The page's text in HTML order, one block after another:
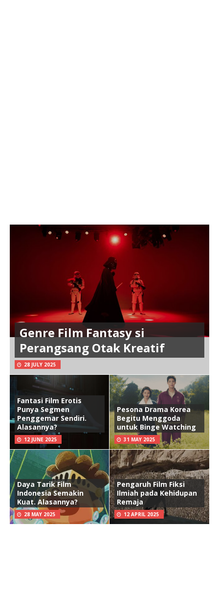
Genre Film Fantasy si
Perangsang Otak Kreatif
28 JULY 2025
Fantasi Film Erotis
Punya Segmen
Penggemar Sendiri.
Alasannya?
12 JUNE 2025
Pesona Drama Korea
Begitu Menggoda
untuk Binge Watching
31 MAY 2025
Daya Tarik Film
Indonesia Semakin
Kuat. Alasannya?
28 MAY 2025
Pengaruh Film Fiksi
Ilmiah pada Kehidupan
Remaja
12 APRIL 2025